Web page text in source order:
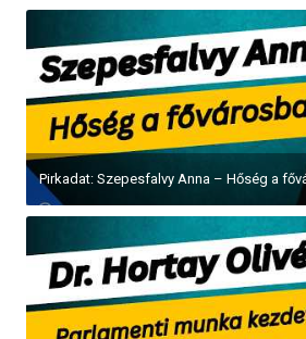
Pirkadat: Szepesfalvy Anna – Hőség a